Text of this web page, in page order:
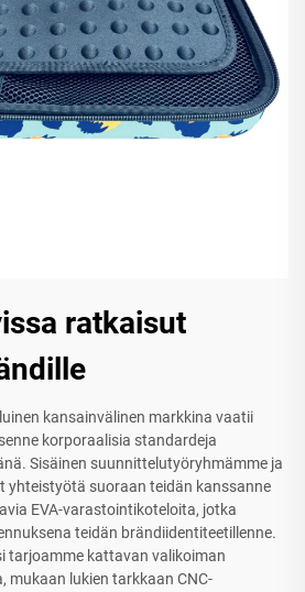
ratkaisut
kansainvälinen markkina vaatii
korporaalisia standardeja
Sisäinen suunnittelutyöryhmämme ja
yhteistyötä suoraan teidän kanssanne
EVA-varastointikoteloita, jotka
teidän brändiidentiteetillenne.
tarjoamme kattavan valikoiman
mukaan lukien tarkkaan CNC-